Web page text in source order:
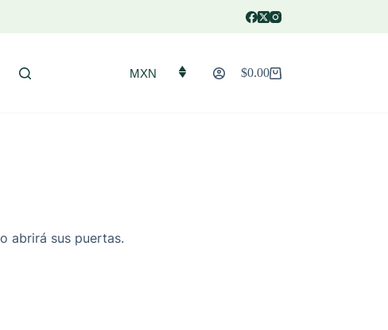
MXN
Carro
$0.00
abrirá sus puertas.